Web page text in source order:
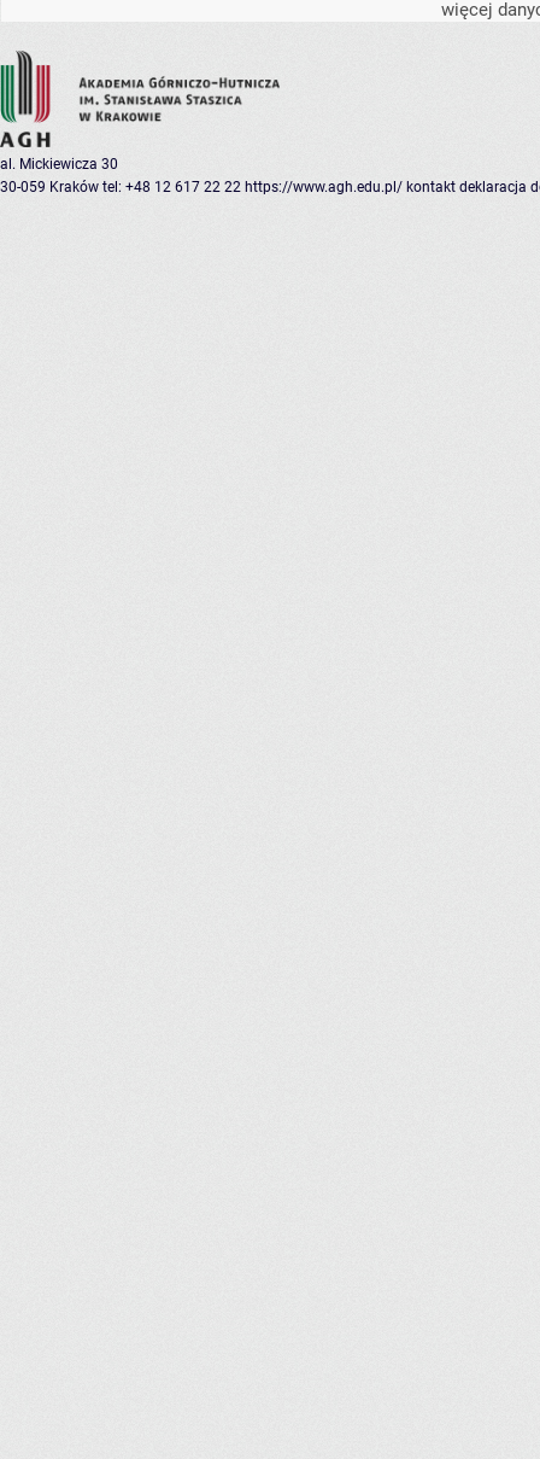
więcej
al. Mickiewicza 30
30-059 Kraków tel: +48 12 617 22 22 https://www.agh.edu.pl/ kontakt deklaracja